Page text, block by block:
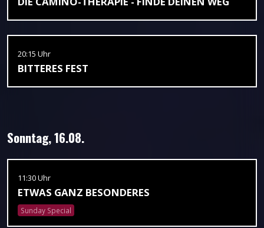
20:15 Uhr
BITTERES FEST
Sonntag, 16.08.
11:30 Uhr
ETWAS GANZ BESONDERES
Sunday Special